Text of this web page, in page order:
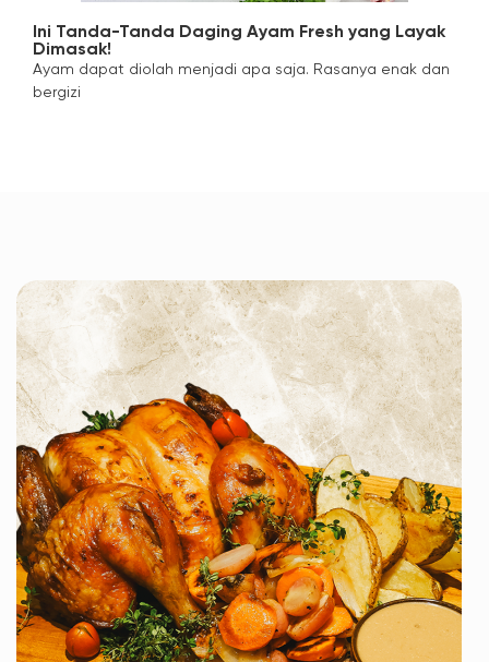
Ini Tanda-Tanda Daging Ayam Fresh yang Layak
Dimasak!
Ayam dapat diolah menjadi apa saja. Rasanya enak dan
bergizi